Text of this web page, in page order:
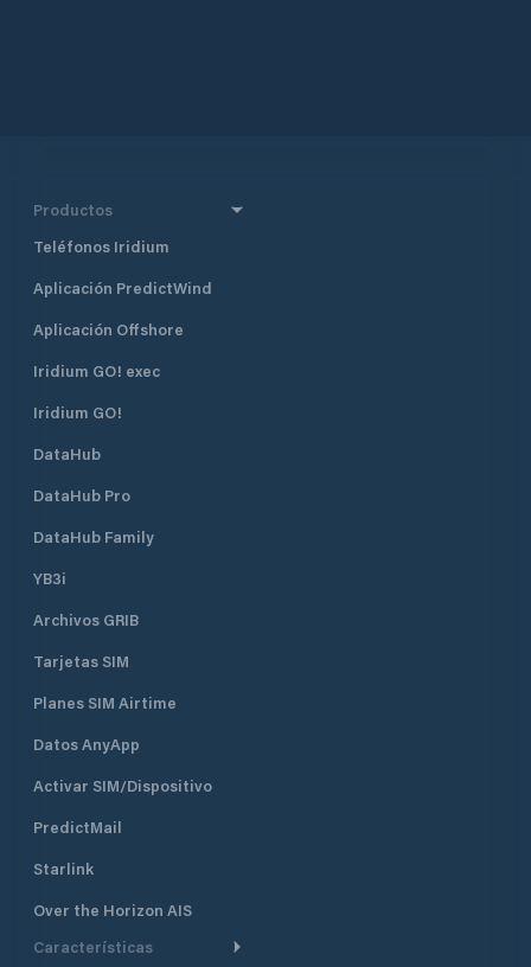
Productos
Teléfonos Iridium
Aplicación PredictWind
Aplicación Offshore
Iridium GO! exec
Iridium GO!
DataHub
DataHub Pro
DataHub Family
YB3i
Archivos GRIB
Tarjetas SIM
Planes SIM Airtime
Datos AnyApp
Activar SIM/Dispositivo
PredictMail
Starlink
Over the Horizon AIS
Características